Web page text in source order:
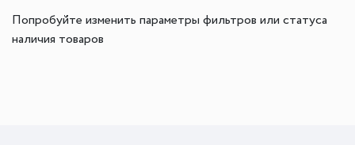
Попробуйте изменить параметры фильтров или статуса
наличия товаров